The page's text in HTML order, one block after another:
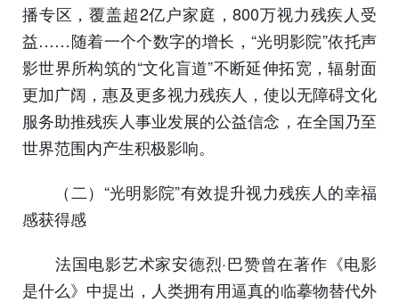
播专区，覆盖超2亿户家庭，800万视力残疾人受
益……随着一个个数字的增长，“光明影院”依托声
影世界所构筑的“文化盲道”不断延伸拓宽，辐射面
更加广阔，惠及更多视力残疾人，使以无障碍文化
服务助推残疾人事业发展的公益信念，在全国乃至
世界范围内产生积极影响。
（二）“光明影院”有效提升视力残疾人的幸福
感获得感
法国电影艺术家安德烈·巴赞曾在著作《电影
是什么》中提出，人类拥有用逼真的临摹物替代外